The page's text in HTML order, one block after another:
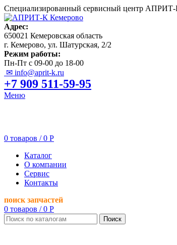
Специализированный сервисный центр
Адрес:
650021 Кемеровская область
г. Кемерово, ул. Шатурская, 2/2
Режим работы:
Пн-Пт с 09-00 до 18-00
✉ info@aprit-k.ru
+7 909 511-59-95
Меню
0 товаров / 0 Р
Каталог
О компании
Сервис
Контакты
поиск запчастей
0 товаров / 0 Р
Поиск